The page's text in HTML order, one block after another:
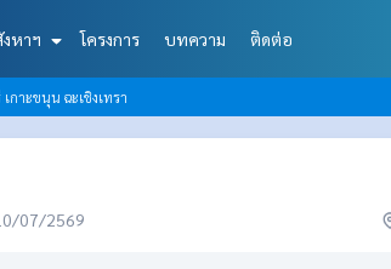
หาฯ โครงการ บทความ ติดต่อ
กาะขนุน ฉะเชิงเทรา
07/2569